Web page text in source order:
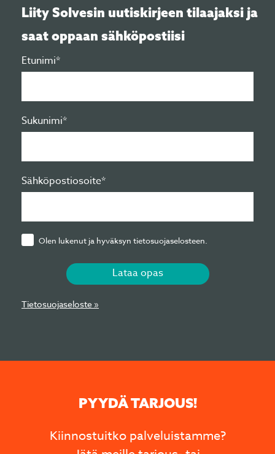
Liity Solvesin uutiskirjeen tilaajaksi ja
saat oppaan sähköpostiisi
Etunimi*
Sukunimi*
Sähköpostiosoite*
Olen lukenut ja hyväksyn tietosuojaselosteen.
Lataa opas
Tietosuojaseloste »
PYYDÄ TARJOUS!
Kiinnostuitko palveluistamme?